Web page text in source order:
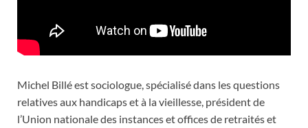
Michel Billé est sociologue, spécialisé dans les questions
relatives aux handicaps et à la vieillesse, président de
l’Union nationale des instances et offices de retraités et